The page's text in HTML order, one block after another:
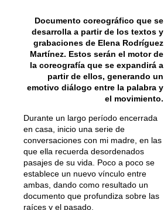
Documento coreográfico que se
desarrolla a partir de los textos y
grabaciones de Elena Rodríguez
Martínez. Estos serán el motor de
la coreografía que se expandirá a
partir de ellos, generando un
emotivo diálogo entre la palabra y
el movimiento.
Durante un largo período encerrada
en casa, inicio una serie de
conversaciones con mi madre, en las
que ella recuerda desordenados
pasajes de su vida. Poco a poco se
establece un nuevo vínculo entre
ambas, dando como resultado un
documento que profundiza sobre las
raíces y el pasado.